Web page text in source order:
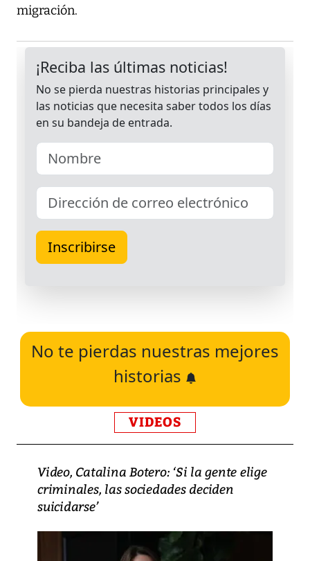
migración.
No te pierdas nuestras mejores
historias
VIDEOS
Video, Catalina Botero: ‘Si la gente elige
criminales, las sociedades deciden
suicidarse’